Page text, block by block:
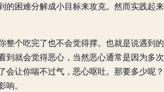
困难分解成小目标来攻克。然而实践起
个吃完了也不会觉得撑。也就是说遇到
就会觉得恶心，当然恶心通常是因为多次
让你喘不过气，恶心呕吐。那要多少呢
。